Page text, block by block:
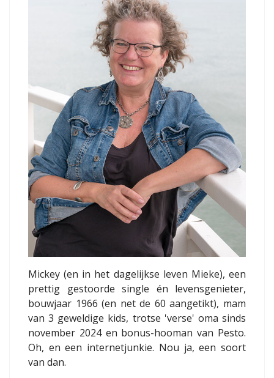
Mickey (en in het dagelijkse leven Mieke), een
prettig gestoorde single én levensgenieter,
bouwjaar 1966 (en net de 60 aangetikt), mam
van 3 geweldige kids, trotse 'verse' oma sinds
november 2024 en bonus-hooman van Pesto.
Oh, en een internetjunkie. Nou ja, een soort
van dan.